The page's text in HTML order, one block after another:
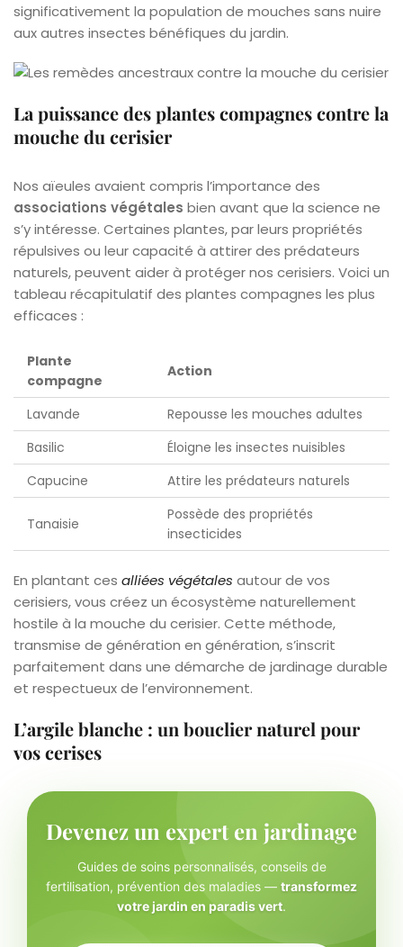
significativement la population de mouches sans nuire
aux autres insectes bénéfiques du jardin.
La puissance des plantes compagnes contre la
mouche du cerisier
Nos aïeules avaient compris l’importance des
associations végétales bien avant que la science ne
s’y intéresse. Certaines plantes, par leurs propriétés
répulsives ou leur capacité à attirer des prédateurs
naturels, peuvent aider à protéger nos cerisiers. Voici un
tableau récapitulatif des plantes compagnes les plus
efficaces :
Plante
compagne
Action
Lavande
Repousse les mouches adultes
Basilic
Éloigne les insectes nuisibles
Capucine
Attire les prédateurs naturels
Tanaisie
Possède des propriétés
insecticides
En plantant ces alliées végétales autour de vos
cerisiers, vous créez un écosystème naturellement
hostile à la mouche du cerisier. Cette méthode,
transmise de génération en génération, s’inscrit
parfaitement dans une démarche de jardinage durable
et respectueux de l’environnement.
L’argile blanche : un bouclier naturel pour
vos cerises
Devenez un expert en jardinage
Guides de soins personnalisés, conseils de
fertilisation, prévention des maladies — transformez
votre jardin en paradis vert.